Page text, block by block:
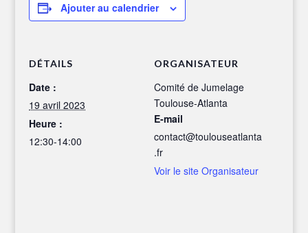
Ajouter au calendrier
DÉTAILS
Date :
19 avril 2023
Heure :
12:30-14:00
ORGANISATEUR
Comité de Jumelage
Toulouse-Atlanta
E-mail
contact@toulouseatlanta
.fr
Voir le site Organisateur